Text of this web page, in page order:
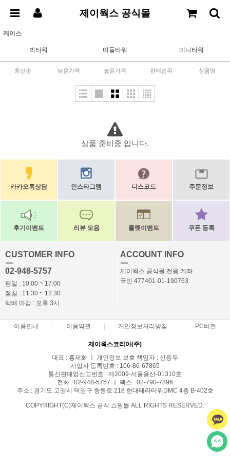
제이웍스 공식몰
케이스
빅타워 미들타워 미니타워
최신순 낮은가격 높은가격 판매순위 상품명
상품 준비중 입니다.
카카오톡상담 인스타그램 디스코드 주문정보
후기이벤트 리뷰 모음 룰렛이벤트 쿠폰 등록
CUSTOMER INFO
ㅡ
02-948-5757
평일 : 10:00 ~ 17:00
점심 : 11:30 ~ 12:30
택배 마감 : 오후 3시
ACCOUNT INFO
ㅡ
제이웍스 공식몰 전용 계좌
국민 477401-01-190763
이용안내 이용약관 개인정보처리방침 PC버전
제이웍스코리아(주)
대표 : 홍재화 ㅣ 개인정보 보호 책임자 : 신용두
사업자 등록번호 : 106-86-67865
통신판매업신고번호 : 제2009-서울용산-01310호
전화 : 02-948-5757 ㅣ 팩스 : 02-790-7896
주소 : 경기도 고양시 덕양구 향동로 218 현대테라타워DMC 4층 B-402호
COPYRIGHT(C)제이웍스 공식 쇼핑몰 ALL RIGHTS RESERVED.